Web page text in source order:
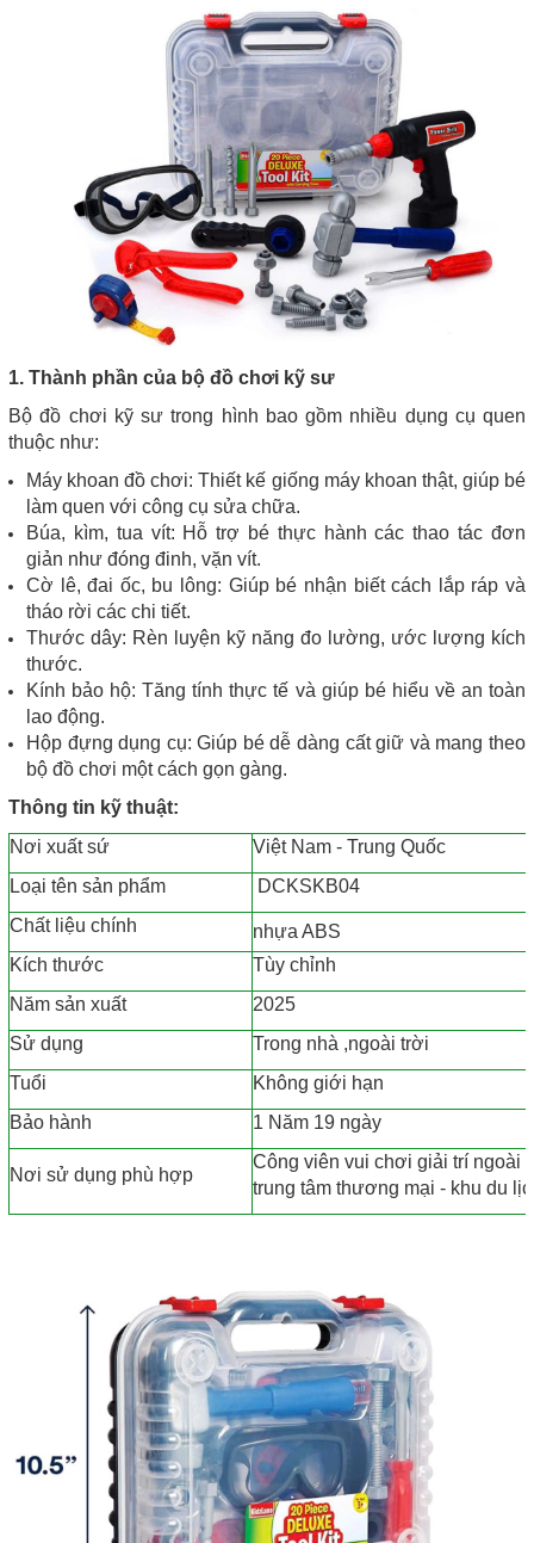
1. Thành phần của bộ đồ chơi kỹ sư
Bộ đồ chơi kỹ sư trong hình bao gồm nhiều dụng cụ quen
thuộc như:
Máy khoan đồ chơi: Thiết kế giống máy khoan thật, giúp bé
làm quen với công cụ sửa chữa.
Búa, kìm, tua vít: Hỗ trợ bé thực hành các thao tác đơn
giản như đóng đinh, vặn vít.
Cờ lê, đai ốc, bu lông: Giúp bé nhận biết cách lắp ráp và
tháo rời các chi tiết.
Thước dây: Rèn luyện kỹ năng đo lường, ước lượng kích
thước.
Kính bảo hộ: Tăng tính thực tế và giúp bé hiểu về an toàn
lao động.
Hộp đựng dụng cụ: Giúp bé dễ dàng cất giữ và mang theo
bộ đồ chơi một cách gọn gàng.
Thông tin kỹ thuật:
Nơi xuất sứ
Việt Nam - Trung Quốc
Loại tên sản phẩm
DCKSKB04
Chất liệu chính
nhựa ABS
Kích thước
Tùy chỉnh
Năm sản xuất
2025
Sử dụng
Trong nhà ,ngoài trời
Tuổi
Không giới hạn
Bảo hành
1 Năm 19 ngày
Nơi sử dụng phù hợp
Công viên vui chơi giải trí ngoài
trung tâm thương mại - khu du